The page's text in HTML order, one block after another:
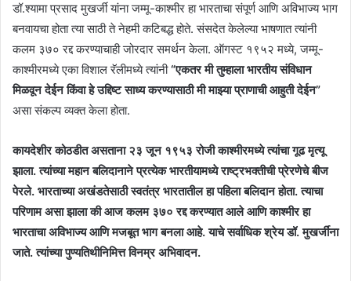
डॉ.श्यामा प्रसाद मुखर्जी यांना जम्मू-काश्मीर हा भारताचा संपूर्ण आणि अविभाज्य भाग
बनवायचा होता त्या साठी ते नेहमी कटिबद्ध होते. संसदेत केलेल्या भाषणात त्यांनी
कलम ३७० रद्द करण्याचाही जोरदार समर्थन केला. ऑगस्ट १९५२ मध्ये, जम्मू-
काश्मीरमध्ये एका विशाल रॅलीमध्ये त्यांनी“एकतर मी तुम्हाला भारतीय संविधान
मिळवून देईन किंवा हे उद्दिष्ट साध्य करण्यासाठी मी माझ्या प्राणाची आहुती देईन”
असा संकल्प व्यक्त केला होता.
कायदेशीर कोठडीत असताना २३ जून १९५३ रोजी काश्मीरमध्ये त्यांचा गूढ मृत्यू
झाला. त्यांच्या महान बलिदानाने प्रत्येक भारतीयामध्ये राष्ट्रभक्तीची प्रेरणेचे बीज
पेरले. भारताच्या अखंडतेसाठी स्वतंत्र भारतातील हा पहिला बलिदान होता. त्याचा
परिणाम असा झाला की आज कलम ३७० रद्द करण्यात आले आणि काश्मीर हा
भारताचा अविभाज्य आणि मजबूत भाग बनला आहे. याचे सर्वाधिक श्रेय डॉ. मुखर्जींना
जाते. त्यांच्या पुण्यतिथीनिमित्त विनम्र अभिवादन.